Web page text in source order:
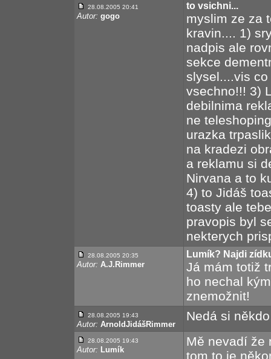
28.08.2005 20:41
Autor: gogo
to vsichni...
myslim ze za
kravin.... 1)
nadpis ale
sekce
slysel....vis
vsechno!!! 3)
debilnima
ne
urazka
na kradezi
a reklamu si
Nirvana a to
4) to Jidáš
toasty ale
pravopis byl
nekterych
28.08.2005 20:35
Autor: A.J.Rimmer
Lumík? Najdi
Já mám totiž
ho nechal
znemožnit!
28.08.2005 19:43
Autor: ArnoldJidášRimmer
Nedá si
28.08.2005 19:43
Autor: Lumík
Mě nevadí že
tom to je